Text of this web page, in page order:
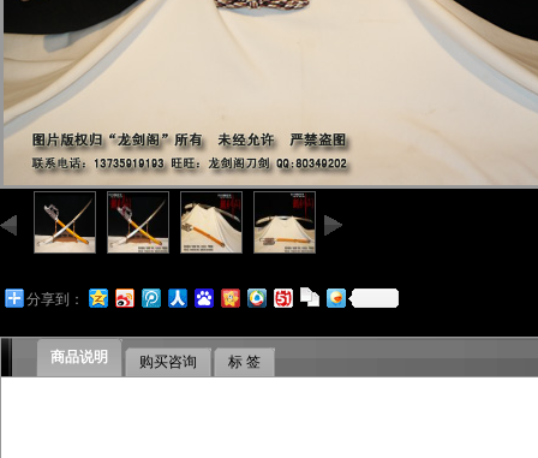
分享到：
商品说明 购买咨询 标 签